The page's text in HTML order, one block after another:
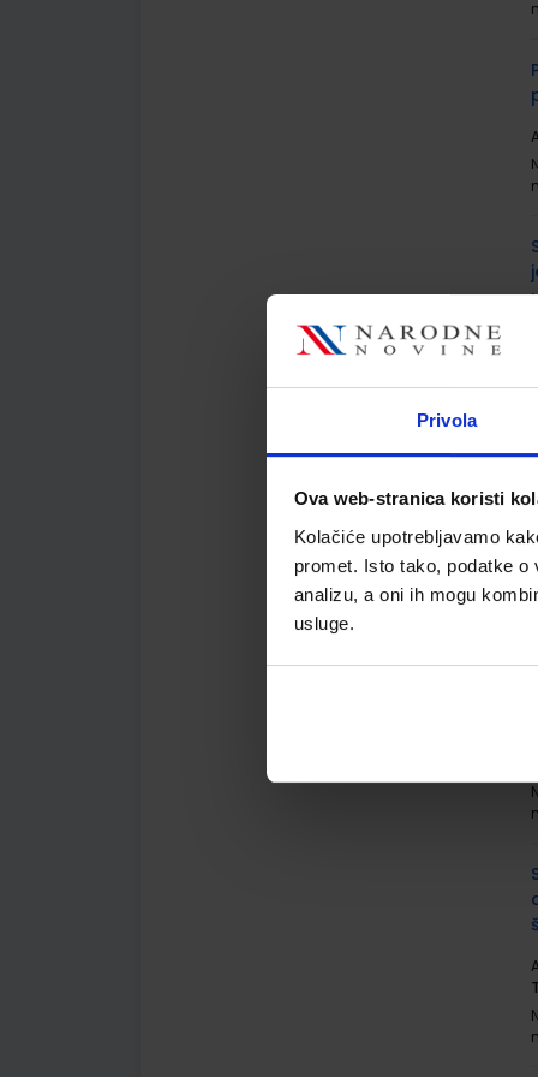
Privola
Ova web-stranica koristi
Kolačiće upotrebljavamo
promet. Isto tako, podatke
analizu, a oni ih mogu
usluge.